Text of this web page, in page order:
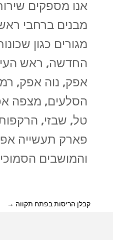
אנו מספקים
מבנים ברחבי
מגורים כגון
החדשה, ראש
אפק, נוה אפק,
הסלעים, מצפה
טל, שבזי,
פארק תעשייה
והמושבים
קבלן הריסות בפתח תקווה →